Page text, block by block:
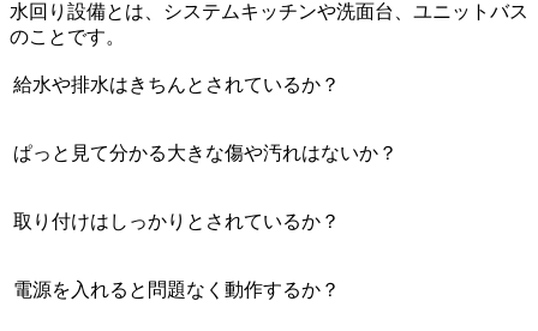
水回り設備とは、システムキッチンや洗面台、ユニットバス
のことです。
給水や排水はきちんとされているか？
ぱっと見て分かる大きな傷や汚れはないか？
取り付けはしっかりとされているか？
電源を入れると問題なく動作するか？